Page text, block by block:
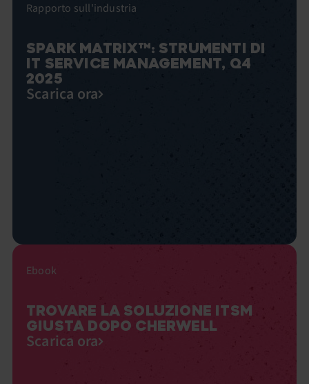
Rapporto sull'industria
SPARK MATRIX™: STRUMENTI DI
IT SERVICE MANAGEMENT, Q4
2025
Scarica ora
Ebook
TROVARE LA SOLUZIONE ITSM
GIUSTA DOPO CHERWELL
Scarica ora